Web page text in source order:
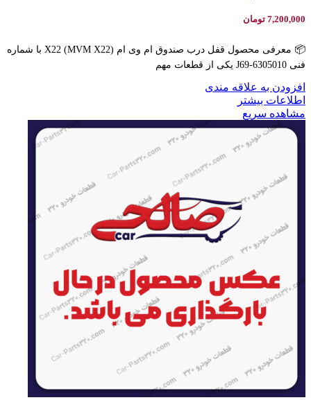
7,200,000 تومان
📦 معرفی محصول قفل درب صندوق ام وی ام X22 (MVM X22) با شماره
فنی J69-6305010 یکی از قطعات مهم
افزودن به علاقه مندی
اطلاعات بیشتر
مشاهده سریع